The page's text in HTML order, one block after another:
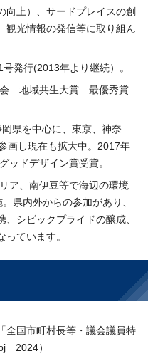
向上）、サードプレイスの創
観光情報の発信等に取り組ん
発行(2013年より継続）。
会 地域共生大賞 最優秀賞
県を中心に、東京、神奈
画し現在も拡大中。2017年
ッドデザイン賞受賞。
ア、南伊豆等で海辺の環境
県内外からの参加があり、
シビックプライドの醸成、
ています。
全国市町村長等・議会議員特
2024）